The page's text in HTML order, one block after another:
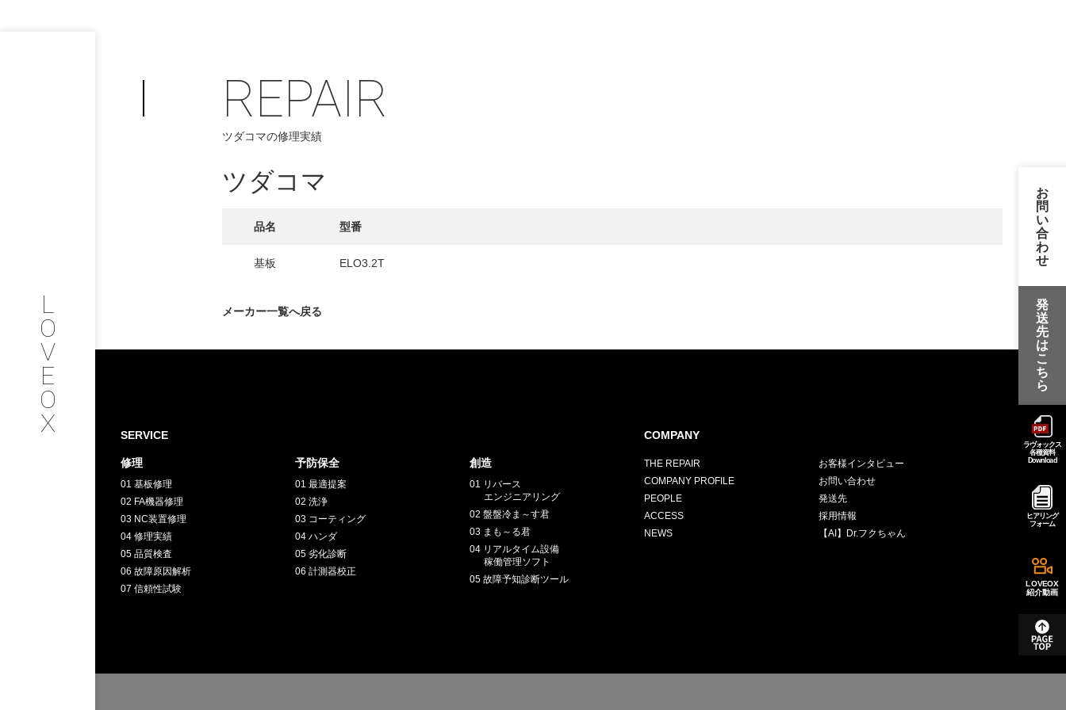
L
O
V
E
O
X
PHILOSOPHY
フィロソフィー
COMPANY
PROFILE
SERVICE
INTERVIEW
お客様インタビュー
RECRUIT
採用情報
CHALLENGE
お問い合わせ /
お
問
い
合
わ
せ
発
送
先
は
こ
ち
ら
ラヴォックス
各種資料
Download
ヒアリング
フォーム
LOVEOX
紹介動画
REPAIR
ツダコマの修理実績
ツダコマ
品名 型番
基板 ELO3.2T
メーカー一覧へ戻る
SERVICE
修理
01 基板修理
02 FA機器修理
03 NC装置修理
04 修理実績
05 品質検査
06 故障原因解析
07 信頼性試験
予防保全
01 最適提案
02 洗浄
03 コーティング
04 ハンダ
05 劣化診断
06 計測器校正
創造
01 リバース
エンジニアリング
02 盤盤冷ま～す君
03 まも～る君
04 リアルタイム設備
稼働管理ソフト
05 故障予知診断ツール
COMPANY
THE REPAIR
COMPANY PROFILE
PEOPLE
ACCESS
NEWS
お客様インタビュー
お問い合わせ
発送先
採用情報
【AI】Dr.フクちゃん